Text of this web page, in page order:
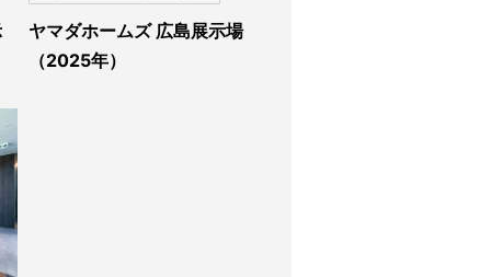
ヤマダホームズ 広島展示場
（2025年）